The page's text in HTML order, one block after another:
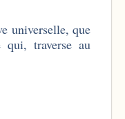
universelle, que
traverse au